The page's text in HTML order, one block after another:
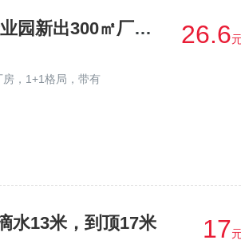
龙华元芬地铁站零距离电商产业园新出300㎡厂房1+1格局出租
，1+1格局，带有
26.6
水13米，到顶17米 17